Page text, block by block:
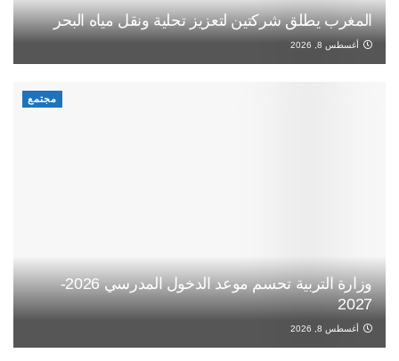
المغرب يطلق شركتين لتعزيز تحلية ونقل مياه البحر
أغسطس 8, 2026
مجتمع
وزارة التربية تحسم موعد الدخول المدرسي 2026-
2027
أغسطس 8, 2026